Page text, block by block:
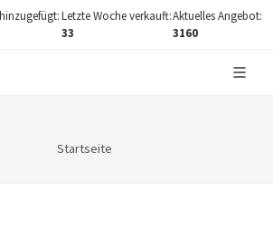
Letzte Woche verkauft:
33
Aktuelles Angebot:
3160
Startseite